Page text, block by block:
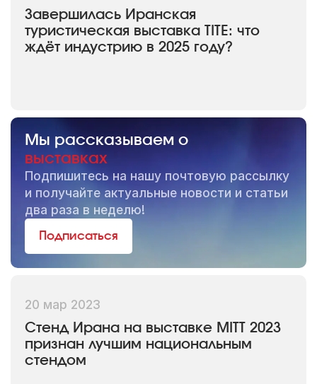
MITT 2024
Участники: 909 компаний из 30 стран
Деловая программа: 25 конференц-
сессий, 3 748 слушателей
MITT 2023
Участники: более 700 экспонентов
году)
География: 57 регионов России, 20
стран мира
Завершилась Иранская
туристическая выставка TITE: что
ждёт индустрию в 2025 году?
20 мар 2023
Стенд Ирана на выставке MITT 2023
признан лучшим национальным
стендом
Мы рассказываем о
выставках
Подпишитесь на нашу почтовую рассылку
и получайте актуальные новости и статьи
два раза в неделю!
Подписаться